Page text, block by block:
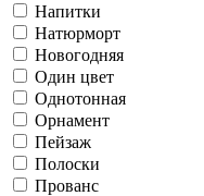
Напитки
Натюрморт
Новогодняя
Один цвет
Однотонная
Орнамент
Пейзаж
Полоски
Прованс